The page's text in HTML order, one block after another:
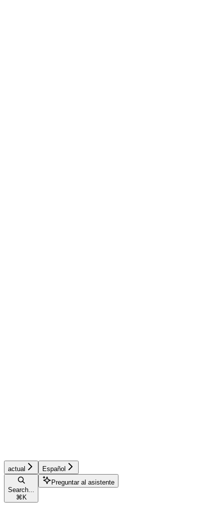
actual Español
Search...
⌘ K
Preguntar al asistente